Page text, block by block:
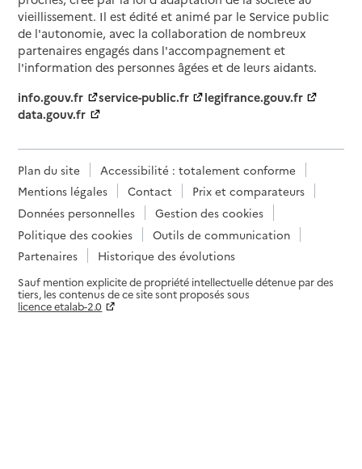
vieillissement. Il est édité et animé par le Service public
de l'autonomie, avec la collaboration de nombreux
partenaires engagés dans l'accompagnement et
l'information des personnes âgées et de leurs aidants.
info.gouv.fr
service-public.fr
legifrance.gouv.fr
data.gouv.fr
Plan du site
Accessibilité : totalement conforme
Mentions légales
Contact
Prix et comparateurs
Données personnelles
Gestion des cookies
Politique des cookies
Outils de communication
Partenaires
Historique des évolutions
Sauf mention explicite de propriété intellectuelle détenue par des
tiers, les contenus de ce site sont proposés sous
licence etalab-2.0